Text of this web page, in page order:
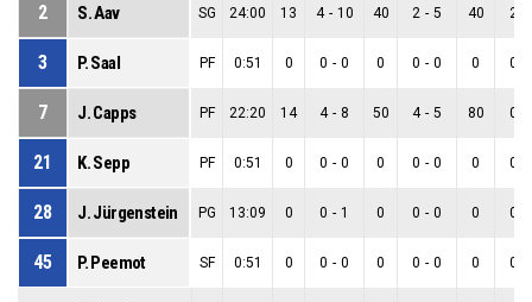
2 S. Aav SG 24:00 13 4 - 10 40 2 - 5 40 2
3 P. Saal PF 0:51 0 0 - 0 0 0 - 0 0 0
7 J. Capps PF 22:20 14 4 - 8 50 4 - 5 80 0
21 K. Sepp PF 0:51 0 0 - 0 0 0 - 0 0 0
28 J. Jürgenstein PG 13:09 0 0 - 1 0 0 - 0 0 0
45 P. Peemot SF 0:51 0 0 - 0 0 0 - 0 0 0